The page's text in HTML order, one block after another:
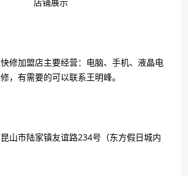
加盟店主要经营：电脑、手机、液晶电
，有需要的可以联系王明峰。
市陆家镇友谊路234号（东方假日城内